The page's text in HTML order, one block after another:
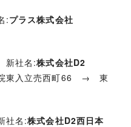
:プラス株式会社
新社名:株式会社D2
院東入立売西町66 → 東
社名:株式会社D2西日本